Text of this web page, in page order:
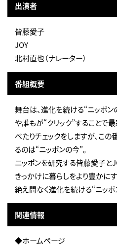
出演者
皆藤愛子
JOY
北村直也（ナレーター）
番組概要
舞台は、進化を続ける“ニッポ
や誰もが“クリック”することで
べたりチェックをしますが、この
るのは“ニッポンの今”。
ニッポンを研究する皆藤愛子と
きっかけに暮らしをより豊かに
絶え間なく進化を続ける“ニッ
関連情報
◆ホームページ